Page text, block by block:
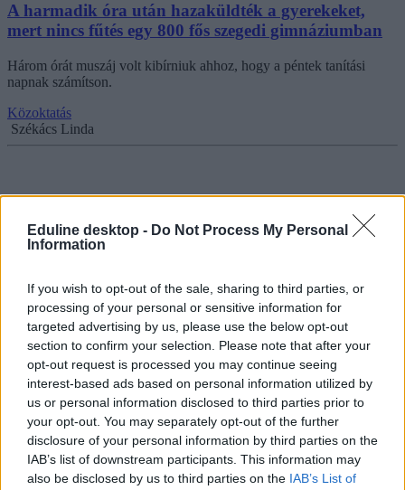
Eduline desktop - Do Not Process My Personal
Information
If you wish to opt-out of the sale, sharing to third parties, or
processing of your personal or sensitive information for
targeted advertising by us, please use the below opt-out
section to confirm your selection. Please note that after your
opt-out request is processed you may continue seeing
interest-based ads based on personal information utilized by
us or personal information disclosed to third parties prior to
your opt-out. You may separately opt-out of the further
disclosure of your personal information by third parties on the
IAB’s list of downstream participants. This information may
also be disclosed by us to third parties on the IAB’s List of
A harmadik óra után hazaküldték a gyerekeket,
mert nincs fűtés egy 800 fős szegedi gimnáziumban
Három órát muszáj volt kibírniuk ahhoz, hogy a péntek tanítási
napnak számítson.
Közoktatás
Székács Linda
Spórolás felsőfokon: a szuperszámítógép hőjével
fűtik a debreceni sportuszodát
energiaárak drasztikus emelkedése miatt döntött úgy az
önkormányzat, hogy az energiahatékonyság terén új megoldásokat
keres.
Campus life
Kurucz-Gáspár Tünde
Közeleg a fűtésszezon - idén is marad a 18 fok az
iskolákban?